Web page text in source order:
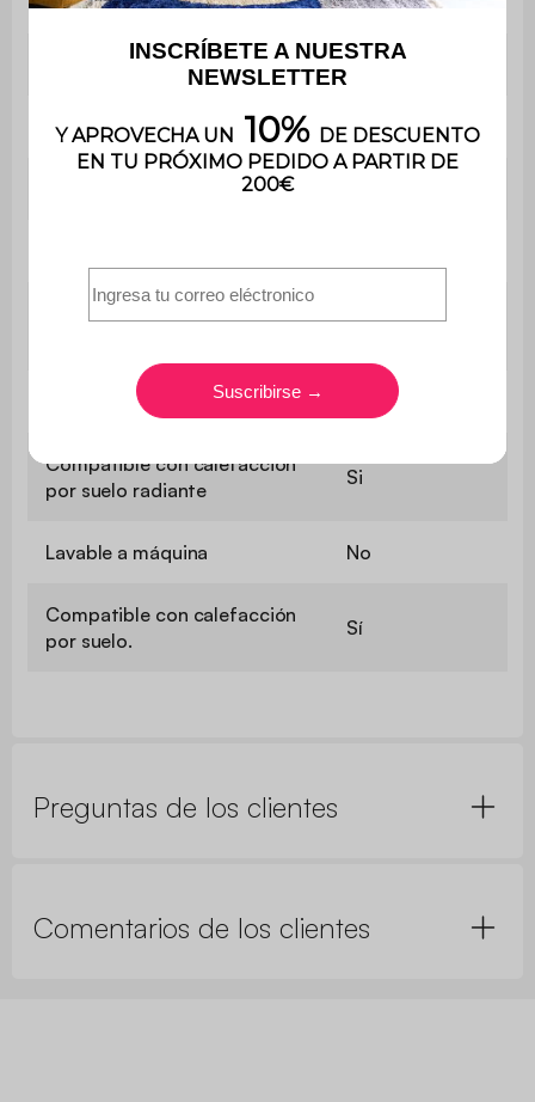
2500 g/m²
Utilización Interior
Lavable a máquina
Compatible con calefacción
por suelo radiante
Si
Lavable a máquina No
Compatible con calefacción
por suelo.
Sí
Preguntas de los clientes
Comentarios de los clientes